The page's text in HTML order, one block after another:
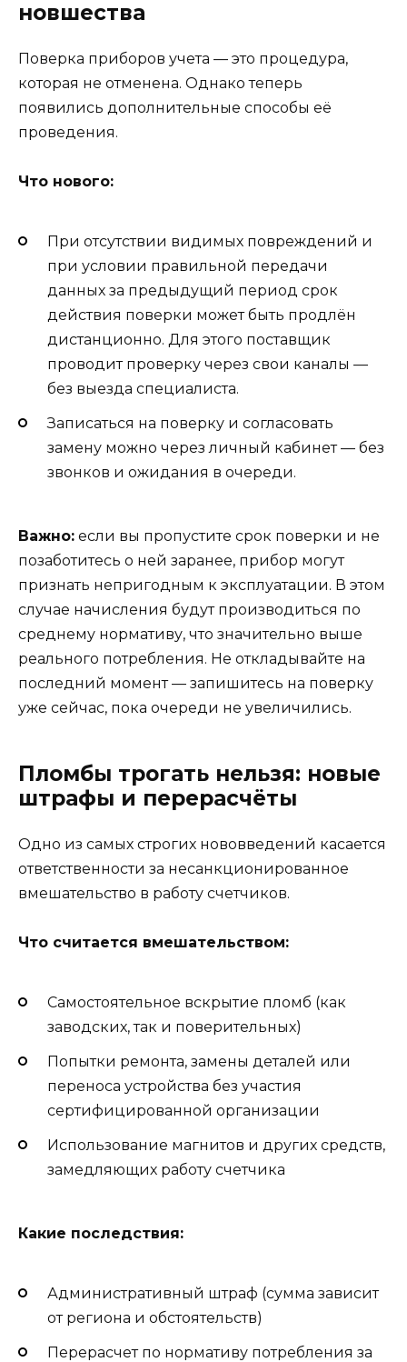
новшества
Поверка приборов учета — это процедура,
которая не отменена. Однако теперь
появились дополнительные способы её
проведения.
Что нового:
При отсутствии видимых повреждений и
при условии правильной передачи
данных за предыдущий период срок
действия поверки может быть продлён
дистанционно. Для этого поставщик
проводит проверку через свои каналы —
без выезда специалиста.
Записаться на поверку и согласовать
замену можно через личный кабинет — без
звонков и ожидания в очереди.
Важно: если вы пропустите срок поверки и не
позаботитесь о ней заранее, прибор могут
признать непригодным к эксплуатации. В этом
случае начисления будут производиться по
среднему нормативу, что значительно выше
реального потребления. Не откладывайте на
последний момент — запишитесь на поверку
уже сейчас, пока очереди не увеличились.
Пломбы трогать нельзя: новые
штрафы и перерасчёты
Одно из самых строгих нововведений касается
ответственности за несанкционированное
вмешательство в работу счетчиков.
Что считается вмешательством:
Самостоятельное вскрытие пломб (как
заводских, так и поверительных)
Попытки ремонта, замены деталей или
переноса устройства без участия
сертифицированной организации
Использование магнитов и других средств,
замедляющих работу счетчика
Какие последствия:
Административный штраф (сумма зависит
от региона и обстоятельств)
Перерасчет по нормативу потребления за